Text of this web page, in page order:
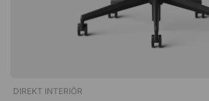
DIREKT INTERIÖR